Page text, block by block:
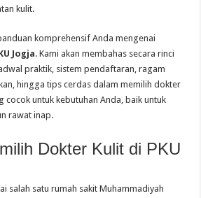
kulit.
komprehensif Anda mengenai
Jogja. Kami akan membahas secara rinci
praktik, sistem pendaftaran, ragam
hingga tips cerdas dalam memilih dokter
cocok untuk kebutuhan Anda, baik untuk
rawat inap.
Dokter Kulit di PKU
salah satu rumah sakit Muhammadiyah